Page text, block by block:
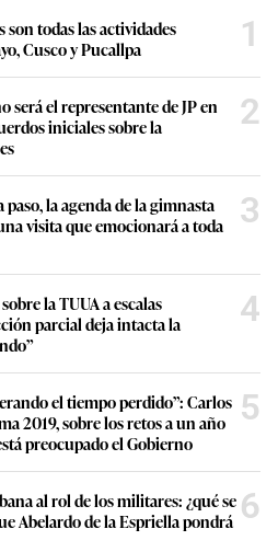
son todas las actividades
Cusco y Pucallpa
1
será el representante de JP en
iniciales sobre la
2
la agenda de la gimnasta
visita que emocionará a toda
3
la TUUA a escalas
parcial deja intacta la
4
el tiempo perdido”: Carlos
2019, sobre los retos a un año
preocupado el Gobierno
5
al rol de los militares: ¿qué se
Abelardo de la Espriella pondrá 6